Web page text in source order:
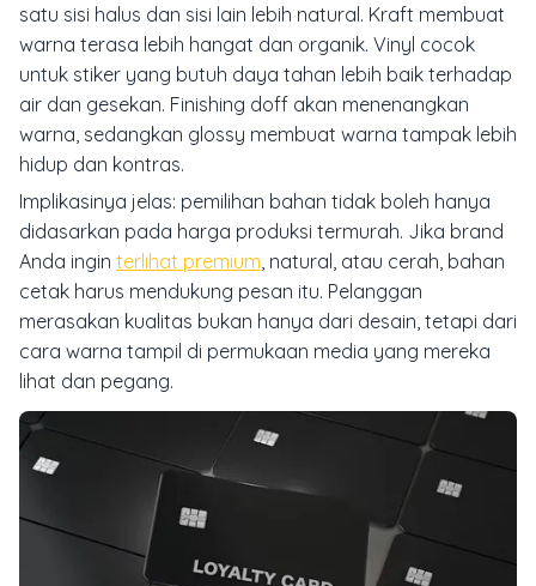
satu sisi halus dan sisi lain lebih natural. Kraft membuat
warna terasa lebih hangat dan organik. Vinyl cocok
untuk stiker yang butuh daya tahan lebih baik terhadap
air dan gesekan. Finishing doff akan menenangkan
warna, sedangkan glossy membuat warna tampak lebih
hidup dan kontras.
Implikasinya jelas: pemilihan bahan tidak boleh hanya
didasarkan pada harga produksi termurah. Jika brand
Anda ingin terlihat premium, natural, atau cerah, bahan
cetak harus mendukung pesan itu. Pelanggan
merasakan kualitas bukan hanya dari desain, tetapi dari
cara warna tampil di permukaan media yang mereka
lihat dan pegang.